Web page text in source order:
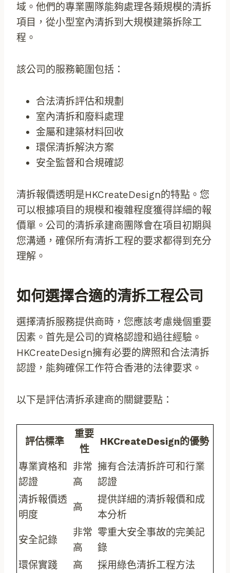
域。他們的專業團隊能夠處理各類規模的清拆
項目，從小型室內清拆到大規模建築拆除工
程。
該公司的服務範圍包括：
合法清拆評估和規劃
室內清拆和廢料處理
金屬和建築材料回收
環保清拆解決方案
安全監督和合規確認
清拆報價透明是HKCreateDesign的特點。您
可以根據項目的規模和複雜程度獲得詳細的報
價單。公司的清拆承建商團隊會在項目初期與
您溝通，確保所有清拆工程的要求都得到充分
理解。
如何選擇合適的清拆工程公司
選擇清拆服務提供商時，您應該考慮幾個重要
因素。首先是公司的資格認證和過往經驗。
HKCreateDesign擁有必要的牌照和合法清拆
認證，能夠確保工作符合香港的法律要求。
以下是評估清拆承建商的關鍵要點：
評估標準
重要
性
HKCreateDesign的優勢
專業資格和
認證
非常
高
擁有合法清拆許可和行業
認證
清拆報價透
明度
高
提供詳細的清拆報價和成
本分析
安全記錄
非常
高
零重大安全事故的完美記
錄
環保實踐
高
採用綠色清拆工程方法